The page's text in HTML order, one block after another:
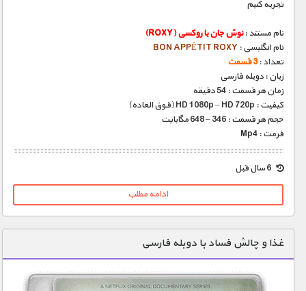
تجربه کنیم
نام مستند :نوش جان با روکسی (ROXY)
نام انگلیسی : BON APPÉTIT ROXY
تعداد :3 قسمت
زبان : دوبله فارسی
زمان هر قسمت : 54 دقیقه
کیفیت : HD 1080p – HD 720p (فوق العاده)
حجم هر قسمت : 346 – 648 مگابایت
فرمت : Mp4
ادامه مطلب
غذا و چالش فساد با دوبله فارسی